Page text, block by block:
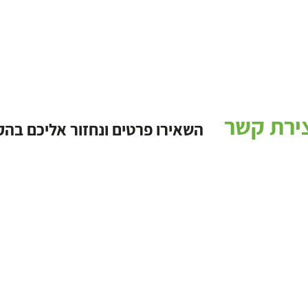
קשר השאירו פרטים ונחזור אליכם